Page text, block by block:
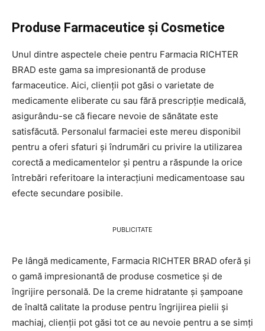
Produse Farmaceutice și Cosmetice
Unul dintre aspectele cheie pentru Farmacia RICHTER
BRAD este gama sa impresionantă de produse
farmaceutice. Aici, clienții pot găsi o varietate de
medicamente eliberate cu sau fără prescripție medicală,
asigurându-se că fiecare nevoie de sănătate este
satisfăcută. Personalul farmaciei este mereu disponibil
pentru a oferi sfaturi și îndrumări cu privire la utilizarea
corectă a medicamentelor și pentru a răspunde la orice
întrebări referitoare la interacțiuni medicamentoase sau
efecte secundare posibile.
PUBLICITATE
Pe lângă medicamente, Farmacia RICHTER BRAD oferă și
o gamă impresionantă de produse cosmetice și de
îngrijire personală. De la creme hidratante și șampoane
de înaltă calitate la produse pentru îngrijirea pielii și
machiaj, clienții pot găsi tot ce au nevoie pentru a se simți